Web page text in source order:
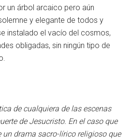
un árbol arcaico pero aún
y elegante de todos y
instalado el vacío del cosmos,
obligadas, sin ningún tipo de
de cualquiera de las escenas
de Jesucristo. En el caso que
un drama sacro-lírico religioso que